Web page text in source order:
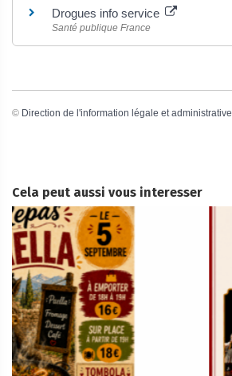
Drogues info service
Santé publique France
© Direction de l'information légale et administrative
Cela peut aussi vous interesser